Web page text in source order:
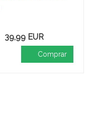
39,99 EUR
Comprar